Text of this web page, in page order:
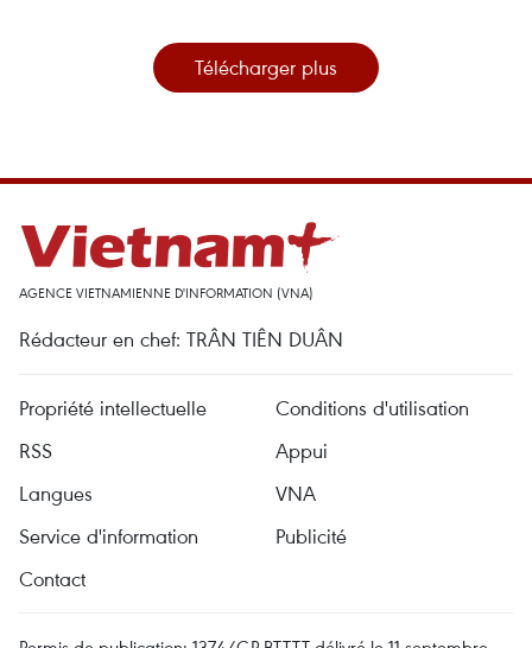
Télécharger plus
AGENCE VIETNAMIENNE D'INFORMATION (VNA)
Rédacteur en chef: TRÂN TIÊN DUÂN
Propriété intellectuelle
Conditions d'utilisation
RSS
Appui
Langues
VNA
Service d'information
Publicité
Contact